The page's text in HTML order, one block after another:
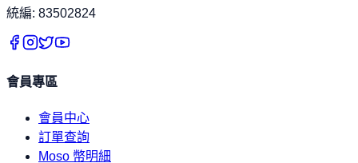
統編: 83502824
會員專區
會員中心
訂單查詢
Moso 幣明細